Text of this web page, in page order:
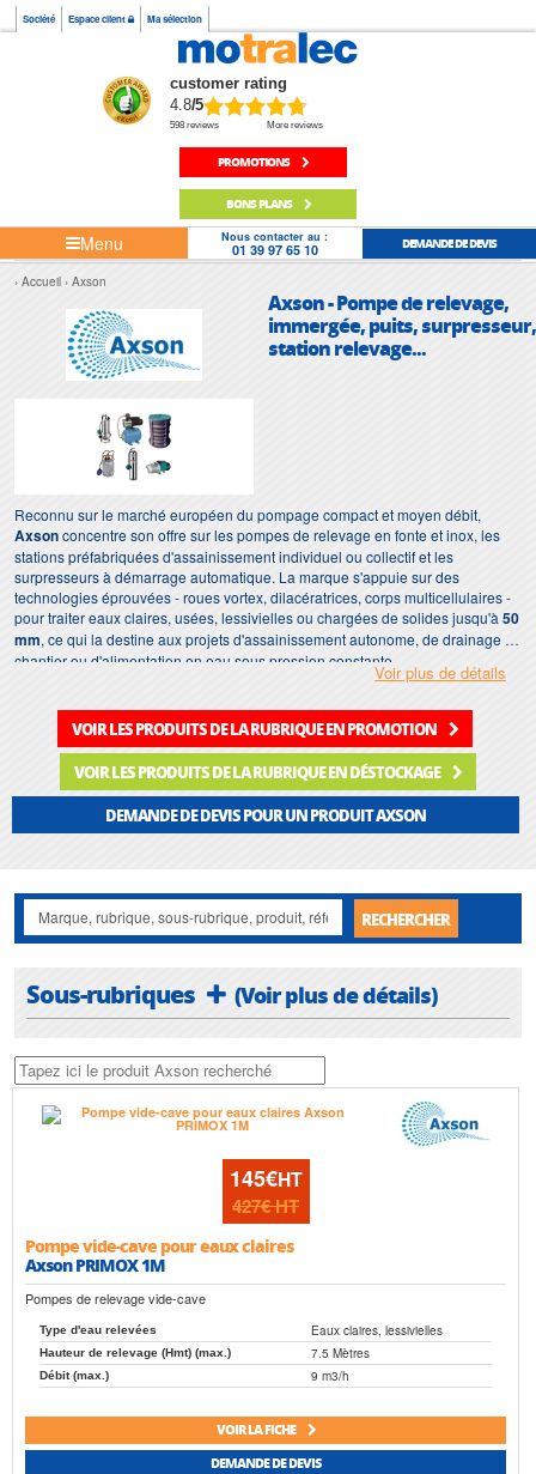
Société Espace client Ma sélection
customer rating
4.8/5
598 reviews More reviews
PROMOTIONS
BONS PLANS
Menu Nous contacter au :
01 39 97 65 10 DEMANDE DE DEVIS
Accueil Axson
Axson - Pompe de relevage,
immergée, puits, surpresseur,
station relevage...
Reconnu sur le marché européen du pompage compact et moyen débit,
Axsonconcentre son offre sur les pompes de relevage en fonte et inox, les
stations préfabriquées d'assainissement individuel ou collectif et les
surpresseurs à démarrage automatique. La marque s'appuie sur des
technologies éprouvées - roues vortex, dilacératrices, corps multicellulaires -
pour traiter eaux claires, usées, lessivielles ou chargées de solides jusqu'à 50
mm, ce qui la destine aux projets d'assainissement autonome, de drainage de
chantier ou d'alimentation en eau sous pression constante.
export, avec un stock permanent des principales références. Notre
accompagnement couvre le dimensionnement hydraulique, le choix des
matériaux selon le fluide et des automatismes de commande, gratuitement.
Nous installons et réparons en Île-de-France, sous 24 à 48 heures, pour les
AxsonetsurpresseursAxson.
Voir plus de détails
VOIR LES PRODUITS DE LA RUBRIQUE EN PROMOTION
VOIR LES PRODUITS DE LA RUBRIQUE EN DÉSTOCKAGE
DEMANDE DE DEVIS POUR UN PRODUIT AXSON
RECHERCHER
Sous-rubriques (Voir plus de détails)
145€HT
427€HT
Pompe vide-cave pour eaux claires
Axson PRIMOX 1M
Pompes de relevage vide-cave
Type d'eau relevées Eaux claires, lessivielles
Hauteur de relevage (Hmt) (max.) 7.5 Mètres
Débit (max.) 9 m3/h
VOIR LA FICHE
DEMANDE DE DEVIS